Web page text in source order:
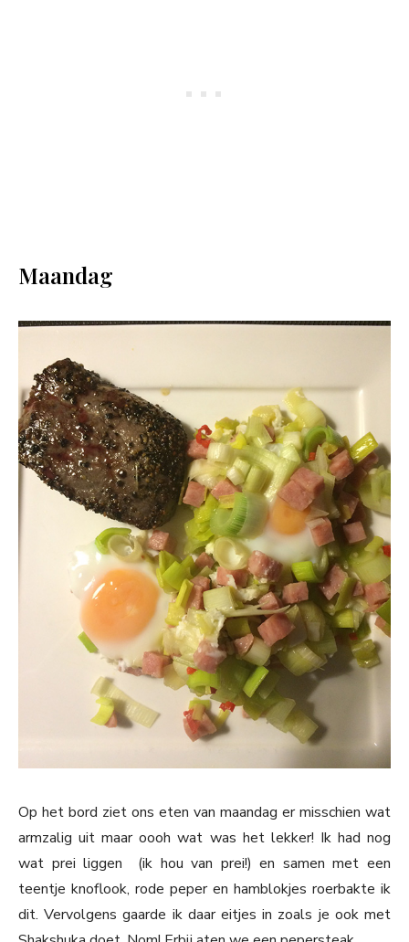
Maandag
Op het bord ziet ons eten van maandag er misschien wat
armzalig uit maar oooh wat was het lekker! Ik had nog
wat prei liggen (ik hou van prei!) en samen met een
teentje knoflook, rode peper en hamblokjes roerbakte ik
dit. Vervolgens gaarde ik daar eitjes in zoals je ook met